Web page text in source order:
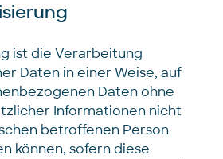
ist die Verarbeitung
Daten in einer Weise, auf
Daten ohne
Informationen nicht
betroffenen Person
können, sofern diese